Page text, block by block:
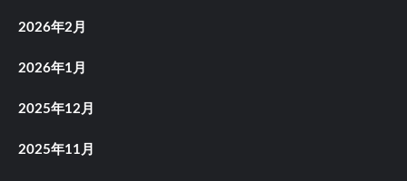
2026年2月
2026年1月
2025年12月
2025年11月